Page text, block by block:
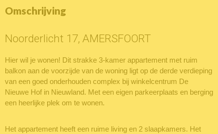
Omschrijving
Noorderlicht 17, AMERSFOORT
Hier wil je wonen! Dit strakke 3-kamer appartement met ruim
balkon aan de voorzijde van de woning ligt op de derde verdieping
van een goed onderhouden complex bij winkelcentrum De
Nieuwe Hof in Nieuwland. Met een eigen parkeerplaats en berging
een heerlijke plek om te wonen.
Het appartement heeft een ruime living en 2 slaapkamers. Het